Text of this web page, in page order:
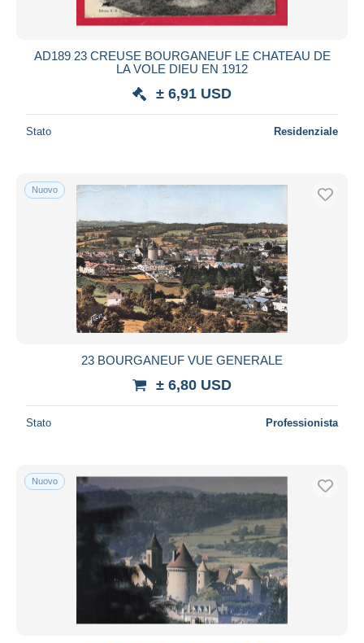
AD189 23 CREUSE BOURGANEUF LE CHATEAU DE
LA VOLE DIEU EN 1912
± 6,91 USD
Stato Residenziale
Nuovo
23 BOURGANEUF VUE GENERALE
± 6,80 USD
Stato Professionista
Nuovo